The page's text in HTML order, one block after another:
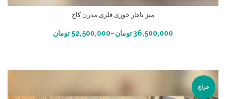
میز ناهار خوری فلزی مدرن کاج
36,500,000تومان–
52,500,000 تومان انتخاب گزینه ها
حراج